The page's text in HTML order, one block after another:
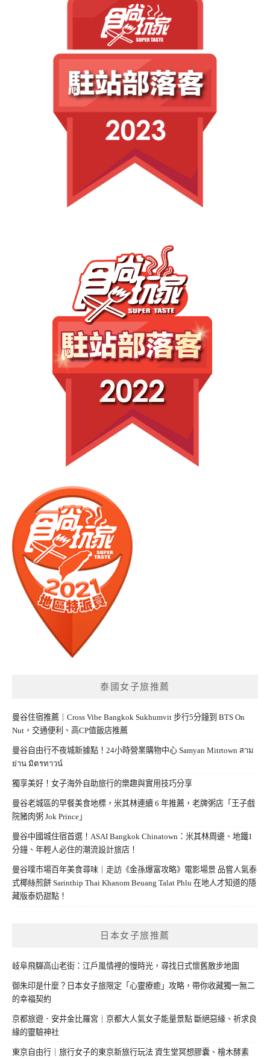
泰國女子旅推薦
曼谷住宿推薦｜Cross Vibe Bangkok Sukhumvit 步行5分鐘到 BTS On
Nut，交通便利、高CP值飯店推薦
曼谷自由行不夜城新據點！24小時營業購物中心 Samyan Mitrtown สาม
ย่าน มิตรทาวน์
獨享美好！女子海外自助旅行的樂趣與實用技巧分享
曼谷老城區的早餐美食地標，米其林連續 6 年推薦，老牌粥店「王子戲
院豬肉粥 Jok Prince」
曼谷中國城住宿首選！ASAI Bangkok Chinatown：米其林周邊、地鐵1
分鐘、年輕人必住的潮流設計旅店！
曼谷噗市場百年美食尋味｜走訪《金孫爆富攻略》電影場景 品嘗人氣泰
式椰絲煎餅 Sarinthip Thai Khanom Beuang Talat Phlu 在地人才知道的隱
藏版泰奶甜點！
日本女子旅推薦
岐阜飛驒高山老街：江戶風情裡的慢時光，尋找日式懷舊散步地圖
御朱印是什麼？日本女子旅限定「心靈療癒」攻略，帶你收藏獨一無二
的幸福契約
京都旅遊．安井金比羅宮｜京都大人氣女子能量景點 斷絕惡緣、祈求良
緣的靈驗神社
東京自由行｜旅行女子的東京新旅行玩法 資生堂冥想膠囊、檜木酵素